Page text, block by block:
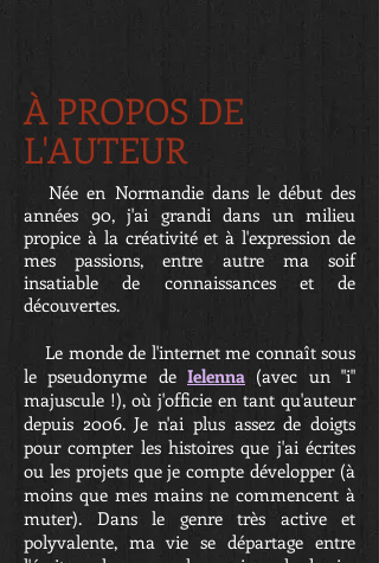
À PROPOS DE
L'AUTEUR
Née en Normandie dans le début des
années 90, j'ai grandi dans un milieu
propice à la créativité et à l'expression de
mes passions, entre autre ma soif
insatiable de connaissances et de
découvertes.
Le monde de l'internet me connaît sous
le pseudonyme de Ielenna (avec un "i"
majuscule !), où j'officie en tant qu'auteur
depuis 2006. Je n'ai plus assez de doigts
pour compter les histoires que j'ai écrites
ou les projets que je compte développer (à
moins que mes mains ne commencent à
muter). Dans le genre très active et
polyvalente, ma vie se départage entre